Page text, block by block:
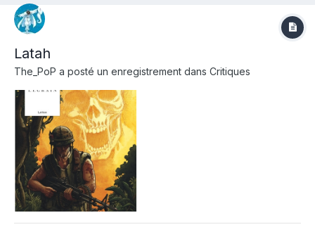
Latah
The_PoP a posté un enregistrement dans Critiques